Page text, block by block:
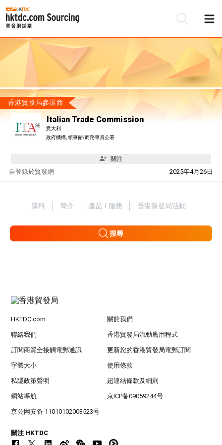
香港貿發局參展商
Italian Trade Commission
意大利
政府機構, 領事館/商務專員公署
關注
自 2025年4月26日
登錄於貿發網
資料 簡介 產品 / 服務 香港貿發局活動
搜尋
HKTDC.com 關於我們
聯絡我們 香港貿發局流動應用程式
訂閱商貿全接觸電郵通訊 更新您的香港貿發局電郵訂閱
字體大小 使用條款
私隱政策聲明 超連結條款及細則
網站導航 京ICP备09059244号
京公网安备 11010102003523号
關注 HKTDC